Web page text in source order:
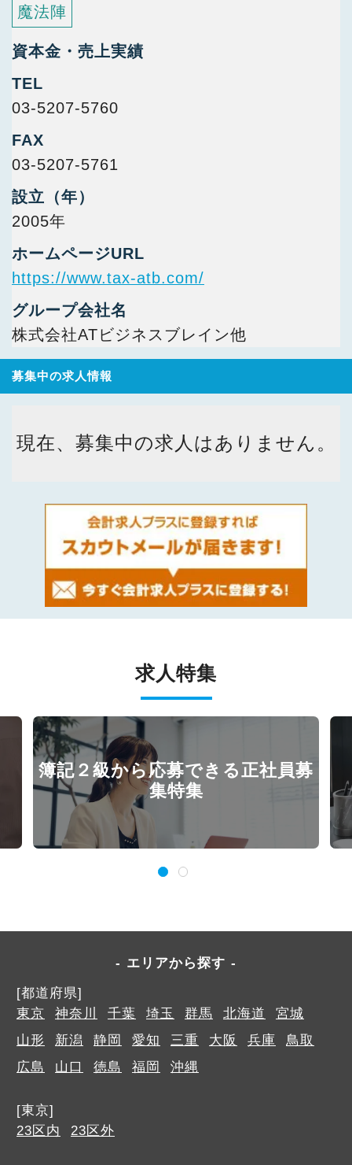
魔法陣
資本金・売上実績
TEL
03-5207-5760
FAX
03-5207-5761
設立（年）
2005年
ホームページURL
https://www.tax-atb.com/
グループ会社名
株式会社ATビジネスブレイン他
募集中の求人情報
現在、募集中の求人はありません。
求人特集
簿記２級から応募できる正社員募
集特集
エリアから探す
[都道府県]
東京
神奈川 千葉 埼玉 群馬 北海道
宮城
山形
新潟 静岡 愛知 三重 大阪 兵庫
鳥取
広島
山口 徳島 福岡 沖縄
[東京]
23区内
23区外